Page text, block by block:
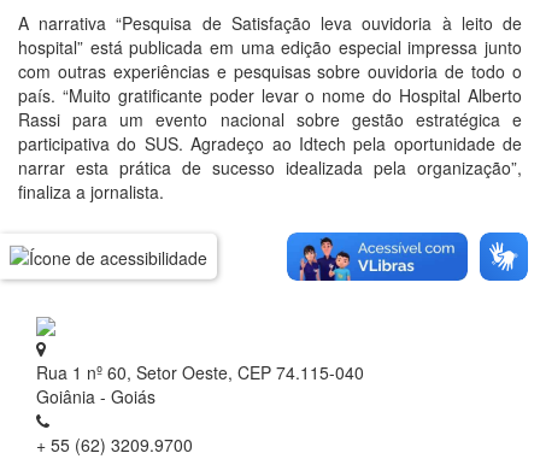
A narrativa “Pesquisa de Satisfação leva ouvidoria à leito de
hospital” está publicada em uma edição especial impressa junto
com outras experiências e pesquisas sobre ouvidoria de todo o
país. “Muito gratificante poder levar o nome do Hospital Alberto
Rassi para um evento nacional sobre gestão estratégica e
participativa do SUS. Agradeço ao Idtech pela oportunidade de
narrar esta prática de sucesso idealizada pela organização”,
finaliza a jornalista.
Rua 1 nº 60, Setor Oeste, CEP 74.115-040
Goiânia - Goiás
+ 55 (62) 3209.9700